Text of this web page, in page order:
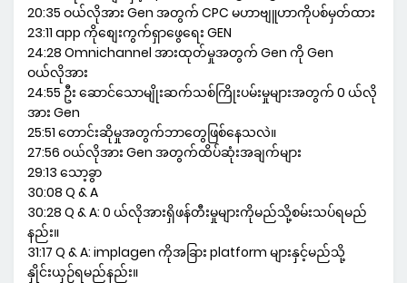
20:35 ဝယ်လိုအား Gen အတွက် CPC မဟာဗျူဟာကိုပစ်မှတ်ထား
23:11 app ကိုစျေးကွက်ရှာဖွေရေး GEN
24:28 Omnichannel အားထုတ်မှုအတွက် Gen ကို Gen
ဝယ်လိုအား
24:55 ဦး ဆောင်သောမျိုးဆက်သစ်ကြိုးပမ်းမှုများအတွက် 0 ယ်လို
အား Gen
25:51 တောင်းဆိုမှုအတွက်ဘာတွေဖြစ်နေသလဲ။
27:56 ဝယ်လိုအား Gen အတွက်ထိပ်ဆုံးအချက်များ
29:13 သော့ခွာ
30:08 Q & A
30:28 Q & A: 0 ယ်လိုအားရှိဖန်တီးမှုများကိုမည်သို့စမ်းသပ်ရမည်
နည်း။
31:17 Q & A: implagen ကိုအခြား platform များနှင့်မည်သို့
နှိုင်းယှဉ်ရမည်နည်း။